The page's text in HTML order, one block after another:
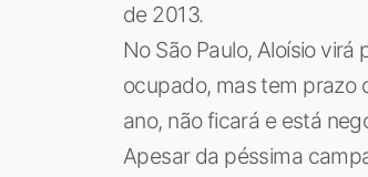
de 2013.
No São Paulo, Aloísio
ocupado, mas tem prazo
ano, não ficará e está
Apesar da péssima